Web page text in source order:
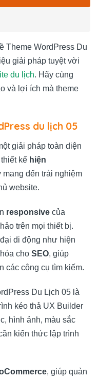
Theme WordPress Du
giải pháp tuyệt vời
du lịch. Hãy cùng
và lợi ích mà theme
du lịch 05
giải pháp toàn diện
kế hiện
mang đến trải nghiệm
website.
responsive của
trên mọi thiết bị.
di động như hiện
cho SEO, giúp
các công cụ tìm kiếm.
Du Lịch 05 là
kéo thả UX Builder
hình ảnh, màu sắc
kiến thức lập trình
, giúp quản